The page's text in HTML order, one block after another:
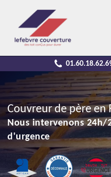
Couvreur de père en
Nous intervenons 24h/
d'urgence